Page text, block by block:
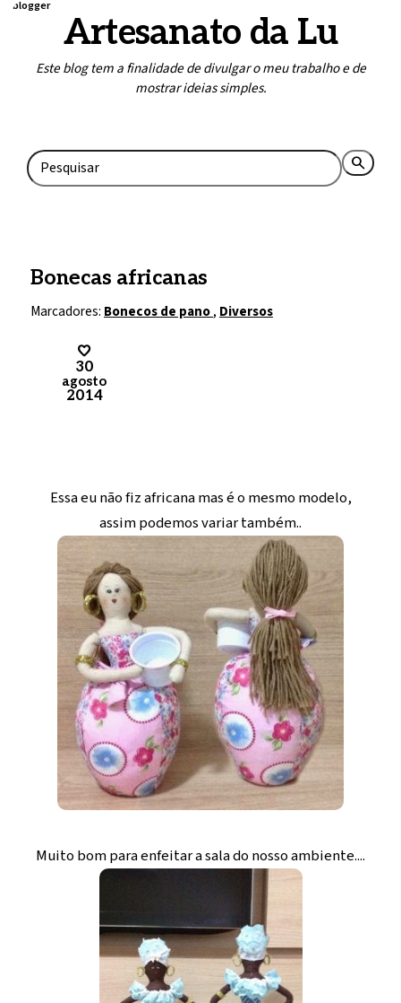
blogger
Artesanato da Lu
Este blog tem a finalidade de divulgar o meu trabalho e de
mostrar ideias simples.
search
Bonecas africanas
Marcadores: Bonecos de pano, Diversos
30
agosto
2014
Essa eu não fiz africana mas é o mesmo modelo,
assim podemos variar também..
Muito bom para enfeitar a sala do nosso ambiente....